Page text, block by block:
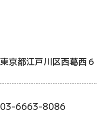
東京都江戸川区西葛西
03-6663-8086